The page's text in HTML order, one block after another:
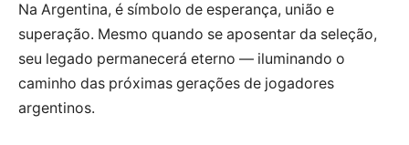
Na Argentina, é símbolo de esperança, união e
superação. Mesmo quando se aposentar da seleção,
seu legado permanecerá eterno — iluminando o
caminho das próximas gerações de jogadores
argentinos.